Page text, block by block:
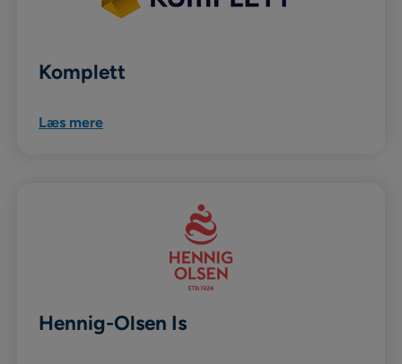
Komplett
Læs mere
Hennig-Olsen Is